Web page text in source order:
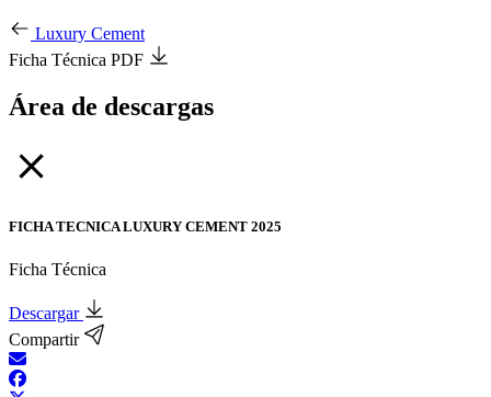
Luxury Cement
Ficha Técnica PDF
Área de descargas
FICHA TECNICA LUXURY CEMENT 2025
Ficha Técnica
Descargar
Compartir